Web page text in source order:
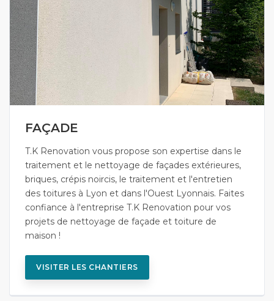
FAÇADE
T.K Renovation vous propose son expertise dans le
traitement et le nettoyage de façades extérieures,
briques, crépis noircis, le traitement et l'entretien
des toitures à Lyon et dans l'Ouest Lyonnais. Faites
confiance à l'entreprise T.K Renovation pour vos
projets de nettoyage de façade et toiture de
maison !
VISITER LES CHANTIERS